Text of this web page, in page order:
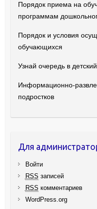
Порядок приема на
программам
Порядок и условия
обучающихся
Узнай очередь в
Информационно-
подростков
Для
Войти
RSS записей
RSS комментариев
WordPress.org